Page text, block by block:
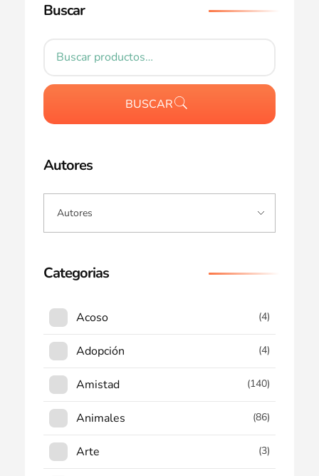
Buscar
BUSCAR
Autores
Categorias
Acoso (4)
Adopción (4)
Amistad (140)
Animales (86)
Arte (3)